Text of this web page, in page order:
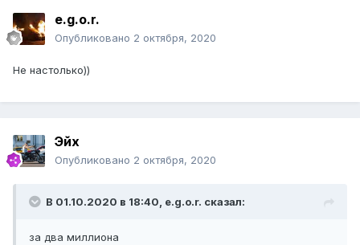
e.g.o.r.
Опубликовано 2 октября, 2020
Не настолько))
Эйх
Опубликовано 2 октября, 2020
В 01.10.2020 в 18:40, e.g.o.r. сказал:
за два миллиона